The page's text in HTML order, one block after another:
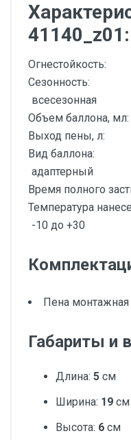
41140_z01:
Огнестойкость:
Сезонность:
всесезонная
Объем баллона, мл:
Выход пены, л:
Вид баллона:
адаптерный
Время полного
Температура
-10 до +30
Пена
Габариты и
Длина: 5 см
Ширина: 19 см
Высота: 6 см